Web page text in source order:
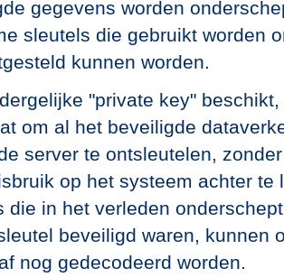
gegevens worden
sleutels die gebruikt worden
kunnen worden.
"private key"
om al het beveiligde
server te ontsleutelen,
op het systeem achter te
die in het verleden
beveiligd waren, kunnen
nog gedecodeerd worden.